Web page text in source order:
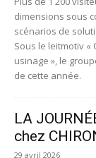
dimensions sous
scénarios de
Sous le leitmotiv
usinage », le
de cette année.
LA
chez
29 avril 2026